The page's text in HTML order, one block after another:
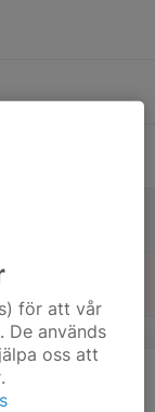
för att vår
De används
oss att